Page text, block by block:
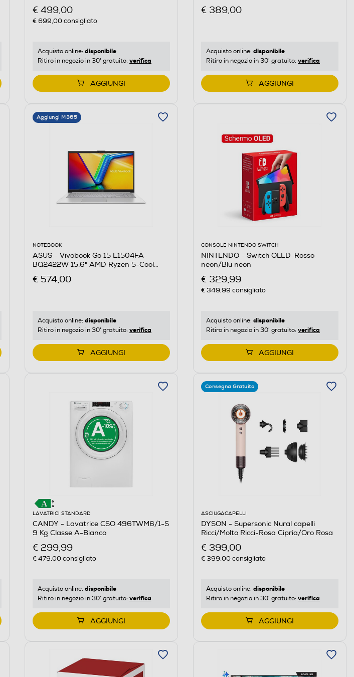
€ 499,00
€ 699,00consigliato
Acquisto online: disponibile
Ritiro in negozio in 30' gratuito: verifica
AGGIUNGI
€ 389,00
Acquisto online: disponibile
Ritiro in negozio in 30' gratuito: verifica
AGGIUNGI
Aggiungi M365
NOTEBOOK
ASUS - Vivobook Go 15 E1504FA-
BQ2422W 15.6" AMD Ryzen 5-Cool
€ 574,00
Acquisto online: disponibile
Ritiro in negozio in 30' gratuito: verifica
AGGIUNGI
CONSOLE NINTENDO SWITCH
NINTENDO - Switch OLED-Rosso
neon/Blu neon
€ 329,99
€ 349,99 consigliato
Acquisto online: disponibile
Ritiro in negozio in 30' gratuito: verifica
AGGIUNGI
LAVATRICI STANDARD
CANDY - Lavatrice CSO 496TWM6/1-S
9 Kg Classe A-Bianco
€ 299,99
€ 479,00consigliato
Acquisto online: disponibile
Ritiro in negozio in 30' gratuito: verifica
AGGIUNGI
Consegna Gratuita
ASCIUGACAPELLI
DYSON - Supersonic Nural capelli
Ricci/Molto Ricci-Rosa Cipria/Oro Rosa
€ 399,00
€ 399,00consigliato
Acquisto online: disponibile
Ritiro in negozio in 30' gratuito: verifica
AGGIUNGI